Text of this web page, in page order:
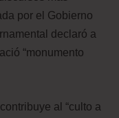
por el Gobierno
declaró a
“monumento
al “culto a